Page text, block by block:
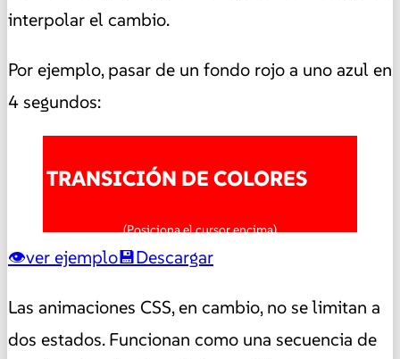
interpolar el cambio.
Por ejemplo, pasar de un fondo rojo a uno azul en
4 segundos:
TRANSICIÓN DE COLORES
(Posiciona el cursor encima)
ver ejemplo Descargar
Las animaciones CSS, en cambio, no se limitan a
dos estados. Funcionan como una secuencia de